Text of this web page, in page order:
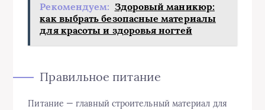
Рекомендуем: Здоровый маникюр:
как выбрать безопасные материалы
для красоты и здоровья ногтей
Правильное питание
Питание — главный строительный материал для